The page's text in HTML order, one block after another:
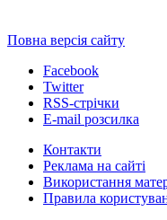
Повна версія сайту
Facebook
Twitter
RSS-стрічки
E-mail розсилка
Контакти
Реклама на сайті
Використання
Правила